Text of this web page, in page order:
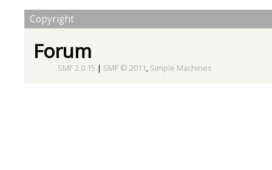
Copyright
Forum
SMF 2.0.15 | SMF © 2011, Simple Machines